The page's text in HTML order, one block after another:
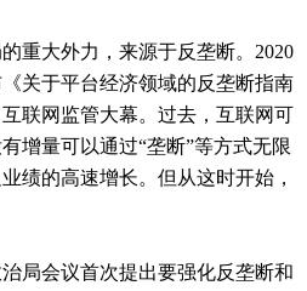
重大外力，来源于反垄断。2020
关于平台经济领域的反垄断指南
联网监管大幕。过去，互联网可
增量可以通过“垄断”等方式无限
绩的高速增长。但从这时开始，
局会议首次提出要强化反垄断和